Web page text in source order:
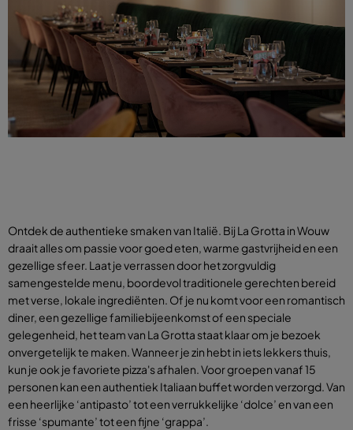
Ontdek de authentieke smaken van Italië. Bij La Grotta in Wouw
draait alles om passie voor goed eten, warme gastvrijheid en een
gezellige sfeer. Laat je verrassen door het zorgvuldig
samengestelde menu, boordevol traditionele gerechten bereid
met verse, lokale ingrediënten. Of je nu komt voor een romantisch
diner, een gezellige familiebijeenkomst of een speciale
gelegenheid, het team van La Grotta staat klaar om je bezoek
onvergetelijk te maken. Wanneer je zin hebt in iets lekkers thuis,
kun je ook je favoriete pizza's afhalen. Voor groepen vanaf 15
personen kan een authentiek Italiaan buffet worden verzorgd. Van
een heerlijke ‘antipasto’ tot een verrukkelijke ‘dolce’ en van een
frisse ‘spumante’ tot een fijne ‘grappa’.